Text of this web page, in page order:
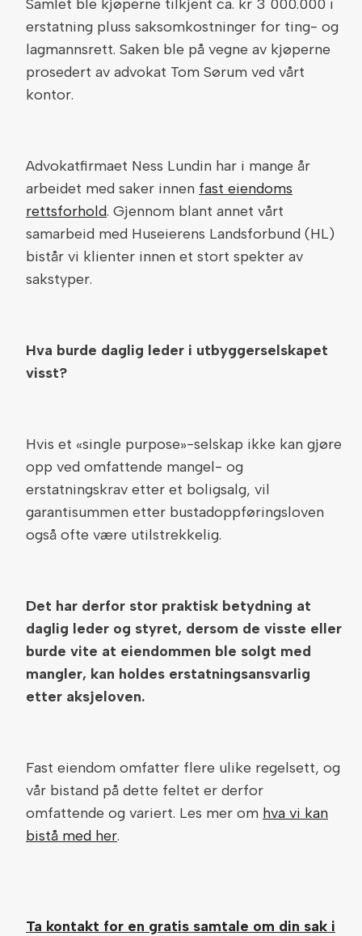
Samlet ble kjøperne tilkjent ca. kr 3 000.000 i
erstatning pluss saksomkostninger for ting- og
lagmannsrett. Saken ble på vegne av kjøperne
prosedert av advokat Tom Sørum ved vårt
kontor.
Advokatfirmaet Ness Lundin har i mange år
arbeidet med saker innen fast eiendoms
rettsforhold. Gjennom blant annet vårt
samarbeid med Huseierens Landsforbund (HL)
bistår vi klienter innen et stort spekter av
sakstyper.
Hva burde daglig leder i utbyggerselskapet
visst?
Hvis et «single purpose»-selskap ikke kan gjøre
opp ved omfattende mangel- og
erstatningskrav etter et boligsalg, vil
garantisummen etter bustadoppføringsloven
også ofte være utilstrekkelig.
Det har derfor stor praktisk betydning at
daglig leder og styret, dersom de visste eller
burde vite at eiendommen ble solgt med
mangler, kan holdes erstatningsansvarlig
etter aksjeloven.
Fast eiendom omfatter flere ulike regelsett, og
vår bistand på dette feltet er derfor
omfattende og variert. Les mer om hva vi kan
bistå med her.
Ta kontakt for en gratis samtale om din sak i